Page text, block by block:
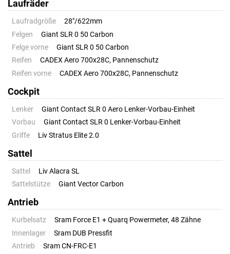
Laufräder
Laufradgröße
28"/622mm
Felgen
Giant SLR 0 50 Carbon
Felge vorne
Giant SLR 0 50 Carbon
Reifen
CADEX Aero 700x28C, Pannenschutz
Reifen vorne
CADEX Aero 700x28C, Pannenschutz
Cockpit
Lenker
Giant Contact SLR 0 Aero Lenker-Vorbau-Einheit
Vorbau
Giant Contact SLR 0 Lenker-Vorbau-Einheit
Griffe
Liv Stratus Elite 2.0
Sattel
Sattel
Liv Alacra SL
Sattelstütze
Giant Vector Carbon
Antrieb
Kurbelsatz
Sram Force E1 + Quarq Powermeter, 48 Zähne
Innenlager
Sram DUB Pressfit
Antrieb
Sram CN-FRC-E1